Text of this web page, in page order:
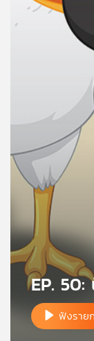
และ
กิจกรรม
เกี่ยว
กับ
เรา
เครือ
EP.
ฟังราย